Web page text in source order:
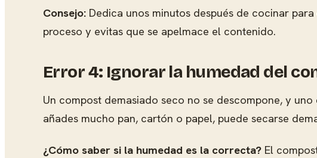
Consejo: Dedica unos minutos después de cocinar
proceso y evitas que se apelmace el contenido.
Error 4: Ignorar la humedad del
Un compost demasiado seco no se descompone, y
añades mucho pan, cartón o papel, puede secarse
¿Cómo saber si la humedad es la correcta? El